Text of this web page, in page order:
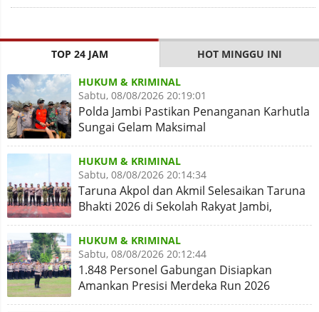
TOP 24 JAM HOT MINGGU INI
HUKUM & KRIMINAL
Sabtu, 08/08/2026 20:19:01
Polda Jambi Pastikan Penanganan Karhutla
Sungai Gelam Maksimal
HUKUM & KRIMINAL
Sabtu, 08/08/2026 20:14:34
Taruna Akpol dan Akmil Selesaikan Taruna
Bhakti 2026 di Sekolah Rakyat Jambi,
Kegiatan Aman Lancar
HUKUM & KRIMINAL
Sabtu, 08/08/2026 20:12:44
1.848 Personel Gabungan Disiapkan
Amankan Presisi Merdeka Run 2026